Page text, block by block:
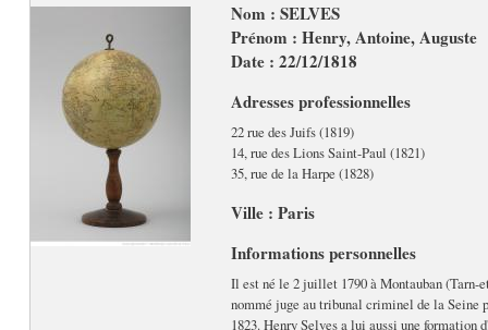
Nom : SELVES
Prénom : Henry, Antoine, Auguste
Date : 22/12/1818
Adresses professionnelles
22 rue des Juifs (1819)
14, rue des Lions Saint-Paul (1821)
35, rue de la Harpe (1828)
Ville : Paris
Informations personnelles
Il est né le 2 juillet 1790 à Montauban (Tarn-
nommé juge au tribunal criminel de la Seine
1823. Henry Selves a lui aussi une formation